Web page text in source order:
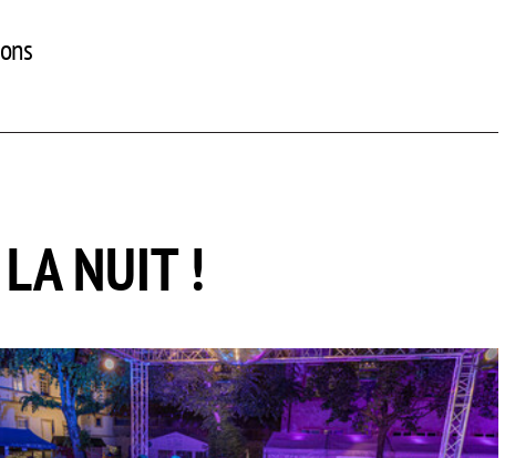
NUIT !